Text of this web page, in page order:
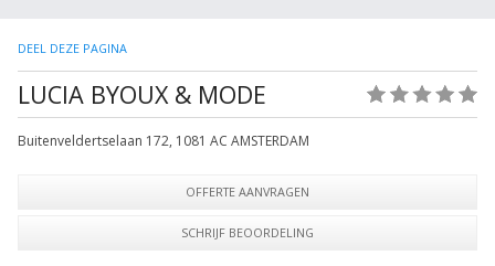
DEEL DEZE PAGINA
LUCIA BYOUX & MODE
Buitenveldertselaan 172, 1081 AC AMSTERDAM
OFFERTE AANVRAGEN
SCHRIJF BEOORDELING